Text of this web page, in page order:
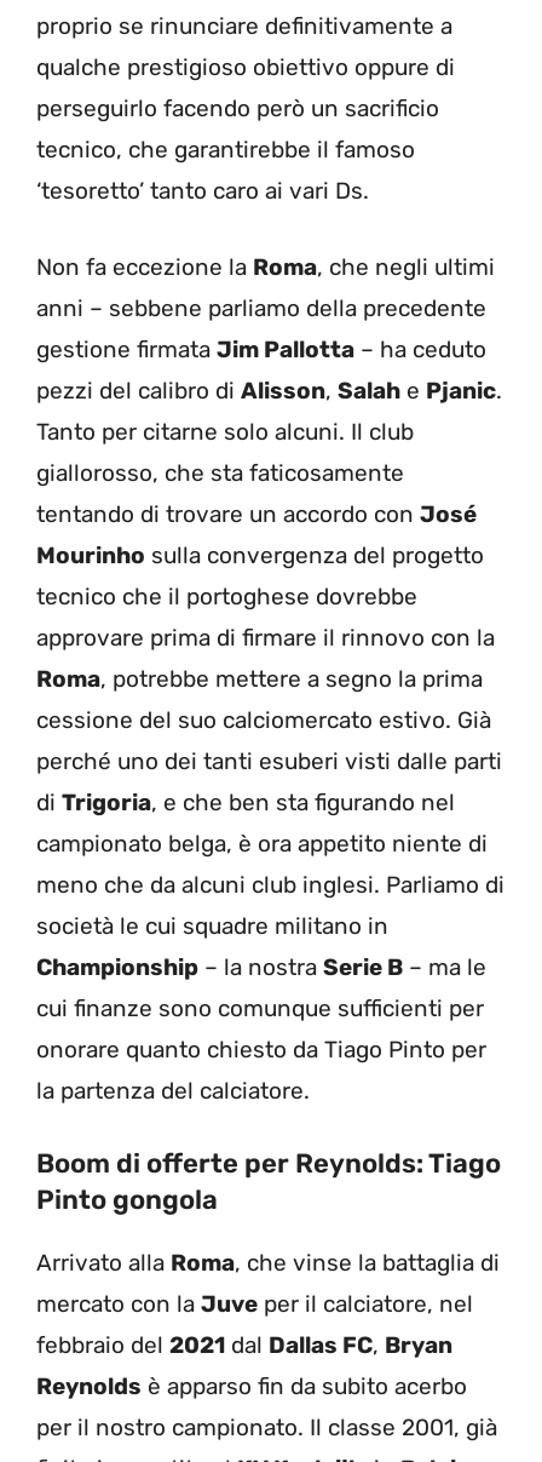
proprio se rinunciare definitivamente a
qualche prestigioso obiettivo oppure di
perseguirlo facendo però un sacrificio
tecnico, che garantirebbe il famoso
‘tesoretto’ tanto caro ai vari Ds.
Non fa eccezione la Roma, che negli ultimi
anni – sebbene parliamo della precedente
gestione firmata Jim Pallotta – ha ceduto
pezzi del calibro di Alisson, Salah e Pjanic.
Tanto per citarne solo alcuni. Il club
giallorosso, che sta faticosamente
tentando di trovare un accordo con José
Mourinho sulla convergenza del progetto
tecnico che il portoghese dovrebbe
approvare prima di firmare il rinnovo con la
Roma, potrebbe mettere a segno la prima
cessione del suo calciomercato estivo. Già
perché uno dei tanti esuberi visti dalle parti
di Trigoria, e che ben sta figurando nel
campionato belga, è ora appetito niente di
meno che da alcuni club inglesi. Parliamo di
società le cui squadre militano in
Championship – la nostra Serie B – ma le
cui finanze sono comunque sufficienti per
onorare quanto chiesto da Tiago Pinto per
la partenza del calciatore.
Boom di offerte per Reynolds: Tiago
Pinto gongola
Arrivato alla Roma, che vinse la battaglia di
mercato con la Juve per il calciatore, nel
febbraio del 2021 dal Dallas FC, Bryan
Reynolds è apparso fin da subito acerbo
per il nostro campionato. Il classe 2001, già